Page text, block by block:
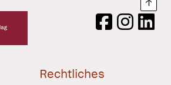
Verlag Logo
FacebookInstagram
Rechtliches